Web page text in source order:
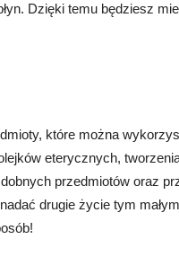
Dzięki temu będziesz
które można
eterycznych,
przedmiotów oraz
drugie życie tym